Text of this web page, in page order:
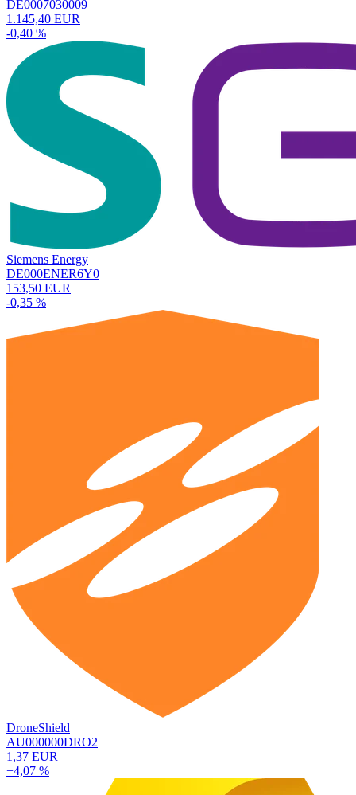
DE0007030009
1.145,40 EUR
-0,40 %
Siemens Energy
DE000ENER6Y0
153,50 EUR
-0,35 %
DroneShield
AU000000DRO2
1,37 EUR
+4,07 %